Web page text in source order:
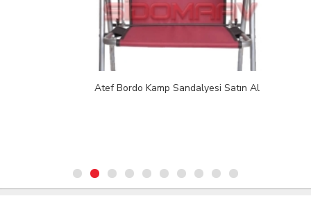
Atef Bordo Kamp Sandalyesi Satın Al